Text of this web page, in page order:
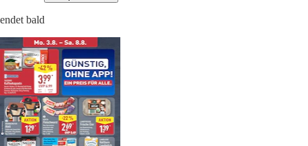
endet bald